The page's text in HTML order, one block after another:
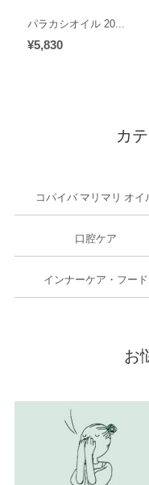
パラカシオイル 20...
¥5,830
カ
コパイバ マリマリ オイ
口腔ケア
インナーケア・フード
お